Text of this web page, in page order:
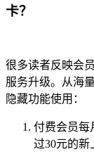
卡？
很多读者反映会
服务升级。从海
隐藏功能使用：
付费会员每
过30元的新